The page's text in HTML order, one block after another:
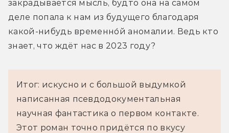
закрадывается мысль, будто она на самом
деле попала к нам из будущего благодаря
какой-нибудь временно́й аномалии. Ведь кто
знает, что ждёт нас в 2023 году?
Итог: искусно и с большой выдумкой
написанная псевдодокументальная
научная фантастика о первом контакте.
Этот роман точно придётся по вкусу